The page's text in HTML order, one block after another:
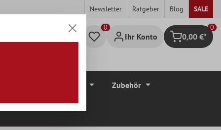
Newsletter Ratgeber Blog SALE
Ihr Konto Warenkorb
0
0,00 €*
Zubehör